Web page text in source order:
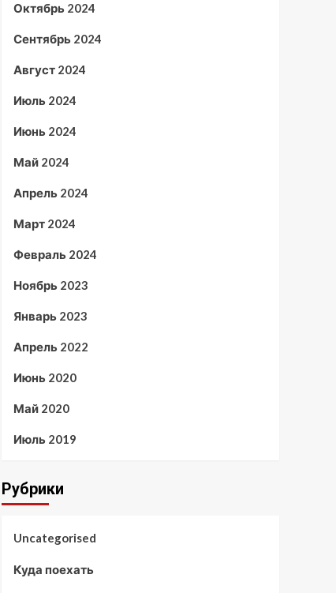
Октябрь 2024
Сентябрь 2024
Август 2024
Июль 2024
Июнь 2024
Май 2024
Апрель 2024
Март 2024
Февраль 2024
Ноябрь 2023
Январь 2023
Апрель 2022
Июнь 2020
Май 2020
Июль 2019
Рубрики
Uncategorised
Куда поехать